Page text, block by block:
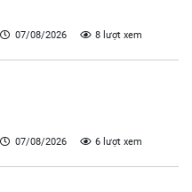
07/08/2026 8 lượt xem
07/08/2026 6 lượt xem